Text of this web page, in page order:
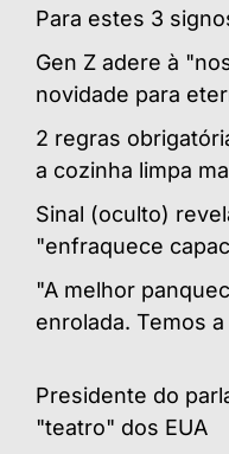
Para estes 3
Gen Z adere à
novidade para
2 regras
a cozinha limpa
Sinal (oculto)
"enfraquece
"A melhor
enrolada. Temos
Presidente do
"teatro" dos EUA